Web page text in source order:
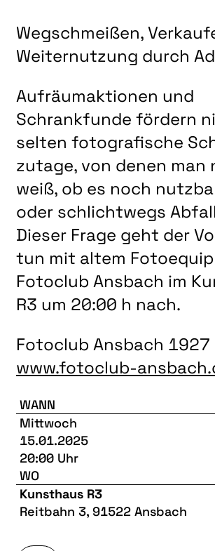
JUNGE KUNSTSCHULE
KUNSTREISEN
MUSIK
NATUR & STRUKTUR
ÜBER UNS
DER VEREIN
KUNSTHAUS R3
SPECKDRUMM HALLE
BEWERBUNG
UNSERE MITGLIEDER
VERANSTALTUNGEN
BEFREUNDETE
Wegschmeißen,
Weiternutzung durch
Aufräumaktionen und
Schrankfunde fördern
selten fotografische
zutage, von denen man
weiß, ob es noch
oder schlichtwegs
Dieser Frage geht der
tun mit altem
Fotoclub Ansbach im
R3 um 20:00 h nach.
Fotoclub Ansbach 1927
www.fotoclub-
WANN
Mittwoch
15.01.2025
20:00 Uhr
WO
Kunsthaus R3
Reitbahn 3, 91522 Ansbach